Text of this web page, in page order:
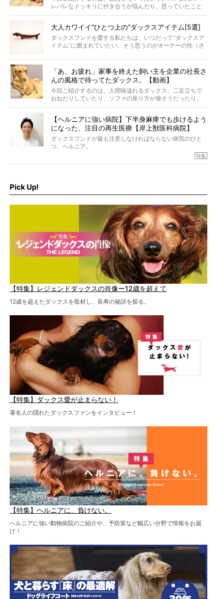
レバレなドッキリに付き合うか悩んだり、思っていたこと
と違う事態に陥ったり。そんなお悩み全開なダックスの様
大人カワイイ“ひとつ上の”ダックスアイテム[5選]
ダックスフンドを愛する私たちは、いつだって“ダックスア
イテム”に囲まれていたい。そう思うのがオーナーの性（さ
ムをご紹介。
「あ、お疲れ」家事を終えた飼い主を企業の社長さ
んの風格で待ってたダックス。【動画】
今回ご紹介するのは、人間味溢れるダックス。二足立ちで
おねだりしていたり、ソファの座り方が偉そうだったり。
今にも言葉を発しそうなダックスの姿は、もう人間にしか
【ヘルニアに強い病院】下半身麻痺でも歩けるよう
になった、注目の再生医療【岸上獣医科病院】
ダックスフンドが最も注意しなければならない病気のひと
つ、ヘルニア。
特集『ヘルニアに、負けない』では、ヘルニアに強い動物
を点滴投与する治療により、歩けなかった子が投与37日で
特集
Pick Up!
【特集】レジェンドダックスの肖像ー12歳を超えて
12歳を超えたダックスを取材し、長寿の秘訣を探る。
【特集】ダックス愛が止まらない！
著名人の隠れたダックスファンをインタビュー！
【特集】ヘルニアに、負けない。
ヘルニアに強い動物病院のご紹介や、予防策など幅広い分野で情報をお届
け！